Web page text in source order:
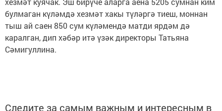
булмаган күләмдә хезмәт хакы түләргә тиеш, моннан
тыш ай саен 850 сум күләмендә матди ярдәм дә
каралган, дип хәбәр итә үзәк директоры Татьяна
Сәмигуллина.
Следите за самым важным и интересным в